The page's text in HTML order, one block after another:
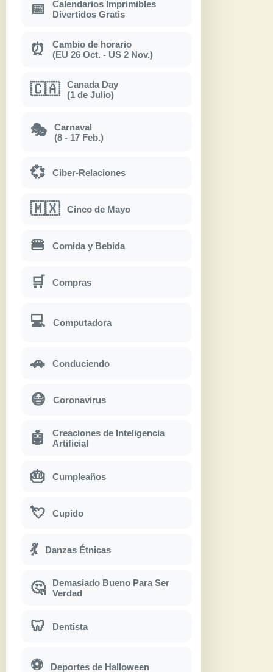
📅
Calendarios Imprimibles
Divertidos Gratis
⏰
Cambio de horario
(EU 26 Oct. - US 2 Nov.)
🇨🇦
Canada Day
(1 de Julio)
🎭
Carnaval
(8 - 17 Feb.)
💞 Ciber-Relaciones
🇲🇽 Cinco de Mayo
🍔 Comida y Bebida
🛒 Compras
💻 Computadora
🚗 Conduciendo
😷 Coronavirus
🤖
Creaciones de Inteligencia
Artificial
🎂 Cumpleaños
💘 Cupido
💃 Danzas Étnicas
🤔
Demasiado Bueno Para Ser
Verdad
🦷 Dentista
⚽ Deportes de Halloween